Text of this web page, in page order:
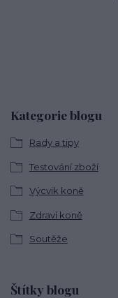
Kategorie blogu
Rady a tipy
Testování zboží
Výcvik koně
Zdraví koně
Soutěže
Štítky blogu